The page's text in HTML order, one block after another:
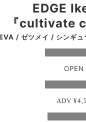
EDGE
『cultivate
/ ゼツメイ / シンギ
ADV